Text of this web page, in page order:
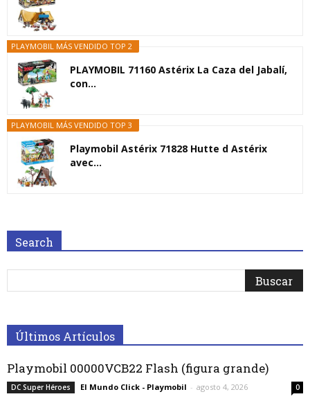
PLAYMOBIL MÁS VENDIDO TOP 2
PLAYMOBIL 71160 Astérix La Caza del Jabalí,
con...
PLAYMOBIL MÁS VENDIDO TOP 3
Playmobil Astérix 71828 Hutte d Astérix
avec...
Search
Últimos Artículos
Playmobil 00000VCB22 Flash (figura grande)
DC Super Héroes El Mundo Click - Playmobil - agosto 4, 2026 0